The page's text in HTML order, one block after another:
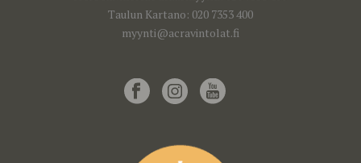
Taulun Kartano: 020 7353 400
myynti@acravintolat.fi